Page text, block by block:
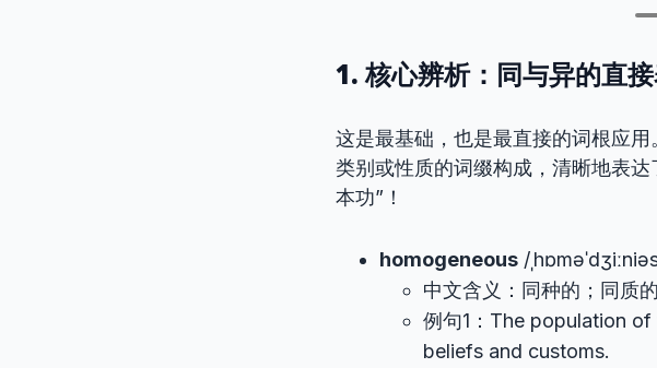
1. 核心辨析：同与异的直
这是最基础，也是最直接的词根应
类别或性质的词缀构成，清晰地表达
本功”！
homogeneous /
中文含义：同种的；同质
例句1：The population
beliefs and customs.